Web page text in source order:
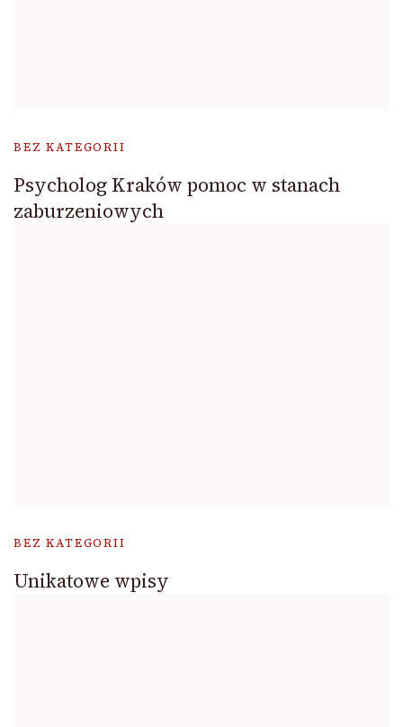
BEZ KATEGORII
Psycholog Kraków pomoc w stanach
zaburzeniowych
BEZ KATEGORII
Unikatowe wpisy